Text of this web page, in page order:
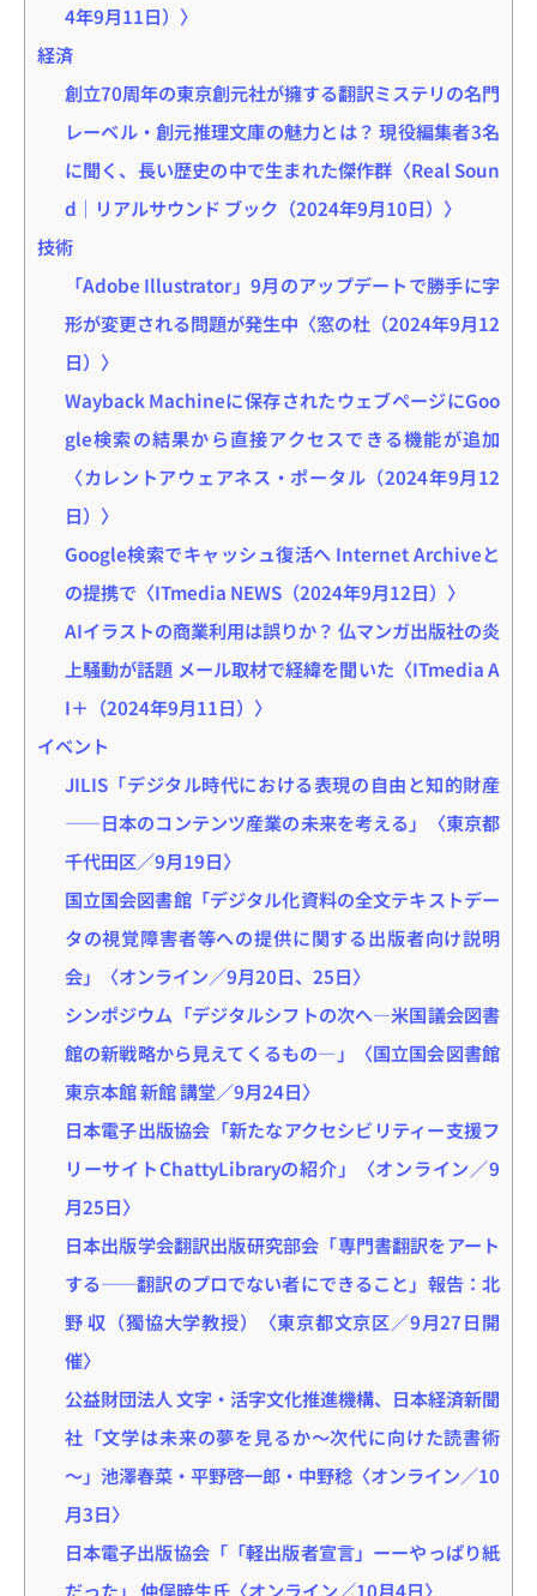
4年9月11日）〉
経済
創立70周年の東京創元社が擁する翻訳ミステリの名門
レーベル・創元推理文庫の魅力とは？ 現役編集者3名
に聞く、長い歴史の中で生まれた傑作群〈Real Soun
d｜リアルサウンド ブック（2024年9月10日）〉
技術
「Adobe Illustrator」9月のアップデートで勝手に字
形が変更される問題が発生中〈窓の杜（2024年9月12
日）〉
Wayback Machineに保存されたウェブページにGoo
gle検索の結果から直接アクセスできる機能が追加
〈カレントアウェアネス・ポータル（2024年9月12
日）〉
Google検索でキャッシュ復活へ Internet Archiveと
の提携で〈ITmedia NEWS（2024年9月12日）〉
AIイラストの商業利用は誤りか？ 仏マンガ出版社の炎
上騒動が話題 メール取材で経緯を聞いた〈ITmedia A
I＋（2024年9月11日）〉
イベント
JILIS「デジタル時代における表現の自由と知的財産
――日本のコンテンツ産業の未来を考える」〈東京都
千代田区／9月19日〉
国立国会図書館「デジタル化資料の全文テキストデー
タの視覚障害者等への提供に関する出版者向け説明
会」〈オンライン／9月20日、25日〉
シンポジウム「デジタルシフトの次へ―米国議会図書
館の新戦略から見えてくるもの―」〈国立国会図書館
東京本館 新館 講堂／9月24日〉
日本電子出版協会「新たなアクセシビリティー支援フ
リーサイトChattyLibraryの紹介」〈オンライン／9
月25日〉
日本出版学会翻訳出版研究部会「専門書翻訳をアート
する――翻訳のプロでない者にできること」報告：北
野 収（獨協大学教授）〈東京都文京区／9月27日開
催〉
公益財団法人 文字・活字文化推進機構、日本経済新聞
社「文学は未来の夢を見るか～次代に向けた読書術
～」池澤春菜・平野啓一郎・中野稔〈オンライン／10
月3日〉
日本電子出版協会「「軽出版者宣言」ーーやっぱり紙
だった」 仲俣暁生氏〈オンライン／10月4日〉